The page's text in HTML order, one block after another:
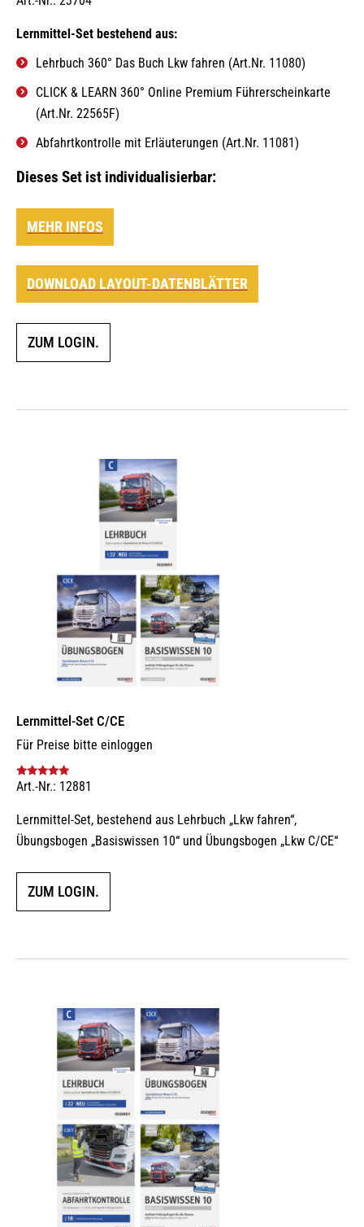
Lernmittel-Set bestehend aus:
Lehrbuch 360° Das Buch Lkw fahren (Art.Nr. 11080)
CLICK & LEARN 360° Online Premium Führerscheinkarte
(Art.Nr. 22565F)
Abfahrtkontrolle mit Erläuterungen (Art.Nr. 11081)
Dieses Set ist individualisierbar:
MEHR INFOS
DOWNLOAD LAYOUT-DATENBLÄTTER
ZUM LOGIN.
Lernmittel-Set C/CE
Für Preise bitte einloggen
Bewertet mit
Art.-Nr.: 12881
Lernmittel-Set, bestehend aus Lehrbuch „Lkw fahren“,
Übungsbogen „Basiswissen 10“ und Übungsbogen „Lkw C/CE“
ZUM LOGIN.